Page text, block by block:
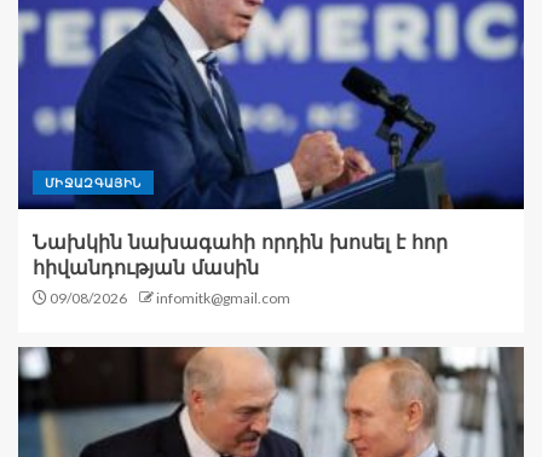
ՄԻՋԱԶԳԱՅԻՆ
Նախկին նախագահի որդին խոսել է հոր
հիվանդության մասին
09/08/2026 infomitk@gmail.com